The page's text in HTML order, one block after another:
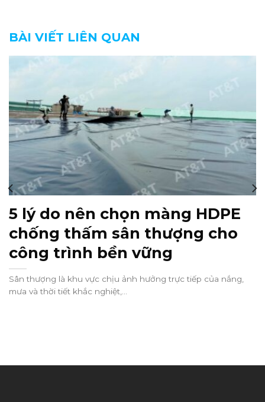
BÀI VIẾT LIÊN QUAN
5 lý do nên chọn màng HDPE
chống thấm sân thượng cho
công trình bền vững
Sân thượng là khu vực chịu ảnh hưởng trực tiếp của nắng,
mưa và thời tiết khắc nghiệt,...